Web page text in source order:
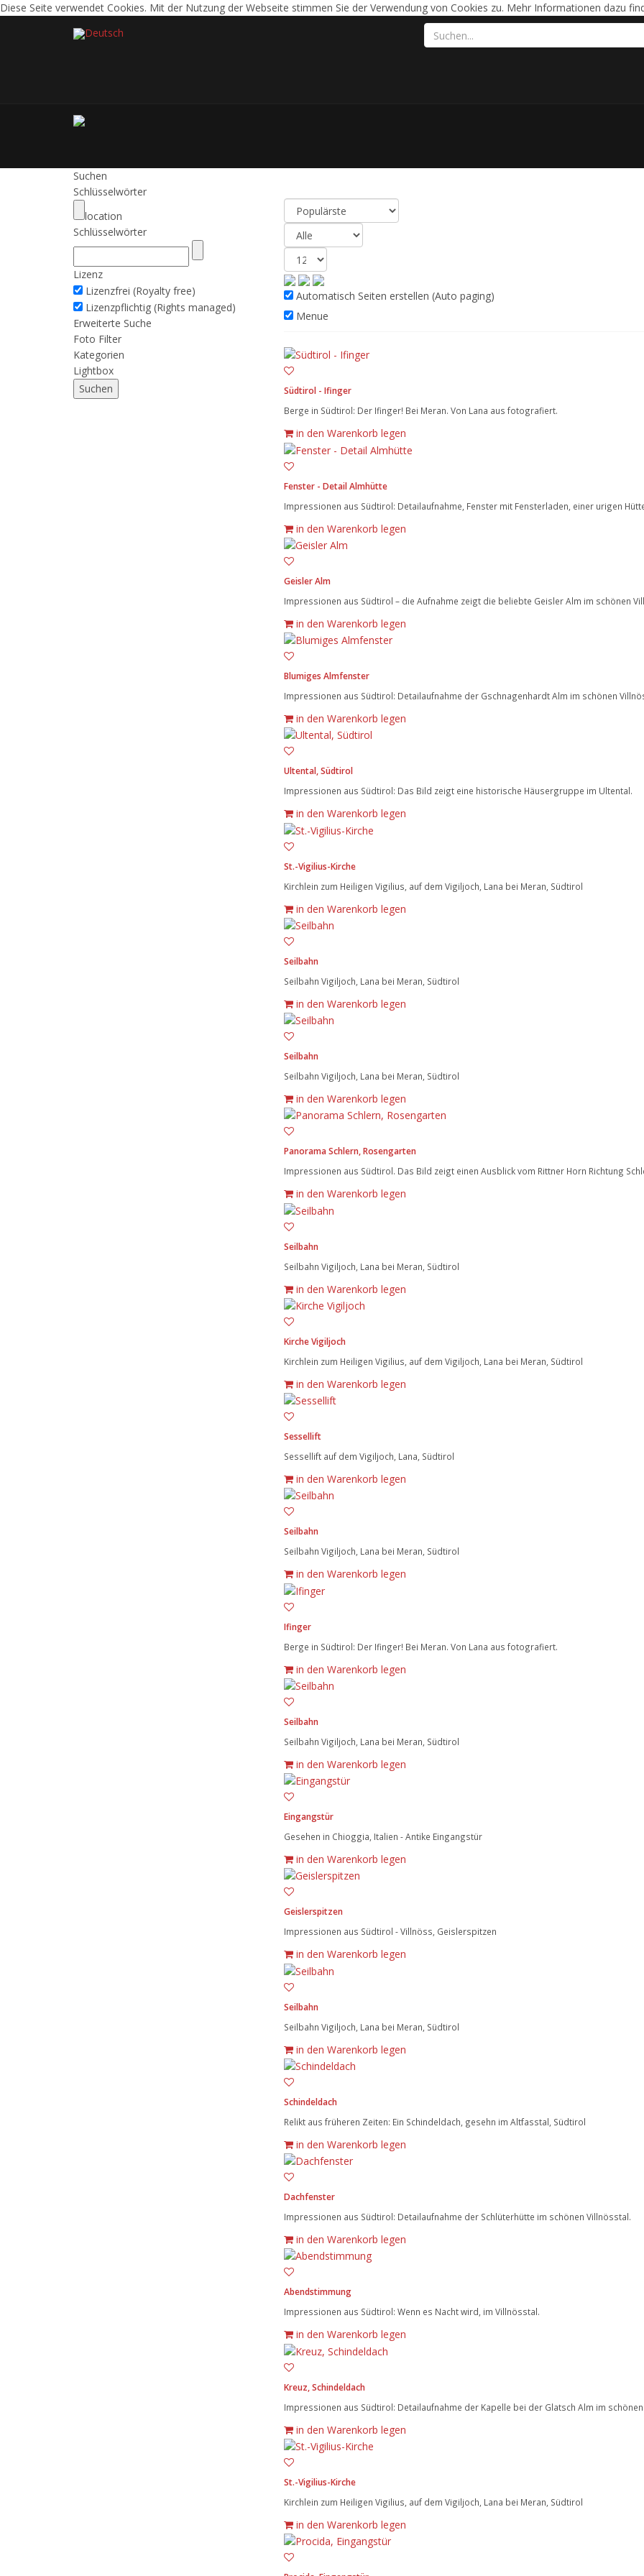
Diese Seite verwendet Cookies. Mit der Nutzung der Webseite stimmen Sie der Verwendung von Cookies zu. Mehr Informationen dazu
Deutsch
Suchen
Schlüsselwörter
location
Schlüsselwörter
Lizenz
Lizenzfrei (Royalty free)
Lizenzpflichtig (Rights managed)
Erweiterte Suche
Foto Filter
Kategorien
Lightbox
Automatisch Seiten erstellen (Auto paging)
Menue
Südtirol - Ifinger
Berge in Südtirol: Der Ifinger! Bei Meran. Von Lana aus fotografiert.
in den Warenkorb legen
Fenster - Detail Almhütte
Impressionen aus Südtirol: Detailaufnahme, Fenster mit Fensterladen, einer urigen
in den Warenkorb legen
Geisler Alm
Impressionen aus Südtirol – die Aufnahme zeigt die beliebte Geisler Alm im schönen
in den Warenkorb legen
Blumiges Almfenster
Impressionen aus Südtirol: Detailaufnahme der Gschnagenhardt Alm im schönen
in den Warenkorb legen
Ultental, Südtirol
Impressionen aus Südtirol: Das Bild zeigt eine historische Häusergruppe im Ultental.
in den Warenkorb legen
St.-Vigilius-Kirche
Kirchlein zum Heiligen Vigilius, auf dem Vigiljoch, Lana bei Meran, Südtirol
in den Warenkorb legen
Seilbahn
Seilbahn Vigiljoch, Lana bei Meran, Südtirol
in den Warenkorb legen
Seilbahn
Seilbahn Vigiljoch, Lana bei Meran, Südtirol
in den Warenkorb legen
Panorama Schlern, Rosengarten
Impressionen aus Südtirol. Das Bild zeigt einen Ausblick vom Rittner Horn Richtung
in den Warenkorb legen
Seilbahn
Seilbahn Vigiljoch, Lana bei Meran, Südtirol
in den Warenkorb legen
Kirche Vigiljoch
Kirchlein zum Heiligen Vigilius, auf dem Vigiljoch, Lana bei Meran, Südtirol
in den Warenkorb legen
Sessellift
Sessellift auf dem Vigiljoch, Lana, Südtirol
in den Warenkorb legen
Seilbahn
Seilbahn Vigiljoch, Lana bei Meran, Südtirol
in den Warenkorb legen
Ifinger
Berge in Südtirol: Der Ifinger! Bei Meran. Von Lana aus fotografiert.
in den Warenkorb legen
Seilbahn
Seilbahn Vigiljoch, Lana bei Meran, Südtirol
in den Warenkorb legen
Eingangstür
Gesehen in Chioggia, Italien - Antike Eingangstür
in den Warenkorb legen
Geislerspitzen
Impressionen aus Südtirol - Villnöss, Geislerspitzen
in den Warenkorb legen
Seilbahn
Seilbahn Vigiljoch, Lana bei Meran, Südtirol
in den Warenkorb legen
Schindeldach
Relikt aus früheren Zeiten: Ein Schindeldach, gesehn im Altfasstal, Südtirol
in den Warenkorb legen
Dachfenster
Impressionen aus Südtirol: Detailaufnahme der Schlüterhütte im schönen Villnösstal.
in den Warenkorb legen
Abendstimmung
Impressionen aus Südtirol: Wenn es Nacht wird, im Villnösstal.
in den Warenkorb legen
Kreuz, Schindeldach
Impressionen aus Südtirol: Detailaufnahme der Kapelle bei der Glatsch Alm im
in den Warenkorb legen
St.-Vigilius-Kirche
Kirchlein zum Heiligen Vigilius, auf dem Vigiljoch, Lana bei Meran, Südtirol
in den Warenkorb legen